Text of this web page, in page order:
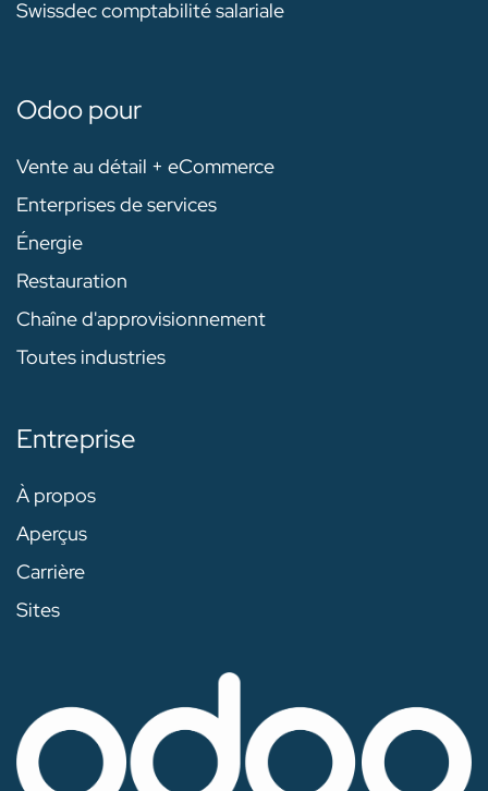
Swissdec comptabilité salariale
Odoo pour
Vente au détail + eCommerce
Enterprises de services
Énergie
Restauration
Chaîne d'approvisionnement
Toutes industries
Entreprise
À propos
Aperçus
Carrière
Sites